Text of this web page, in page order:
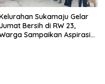
Sukamaju Gelar
Jumat Bersih di RW 23,
Sampaikan Aspirasi